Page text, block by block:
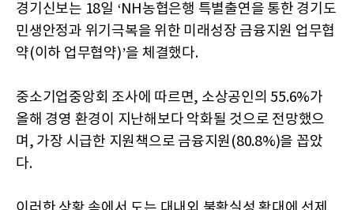
경기신보는 18일 ‘NH농협은행 특별출연을 통한 경기도
민생안정과 위기극복을 위한 미래성장 금융지원 업무협
약(이하 업무협약)’을 체결했다.
중소기업중앙회 조사에 따르면, 소상공인의 55.6%가
올해 경영 환경이 지난해보다 악화될 것으로 전망했으
며, 가장 시급한 지원책으로 금융지원(80.8%)을 꼽았
다.